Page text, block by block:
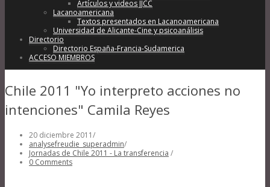
Artículos y videos JJCC
Lacanoamericana
Textos presentados en Lacanoamericana
Universidad de Alicante-Cine y psicoanálisis
Directorio
Directorio España-Francia-Sudamerica
ACCESO MIEMBROS
Chile 2011 "Yo interpreto acciones no
intenciones" Camila Reyes
20 diciembre 2011/
analysefreudie_superadmin/
Jornadas de Chile 2011 - La transferencia /
0 Comments